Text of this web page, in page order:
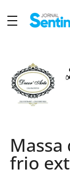
frio